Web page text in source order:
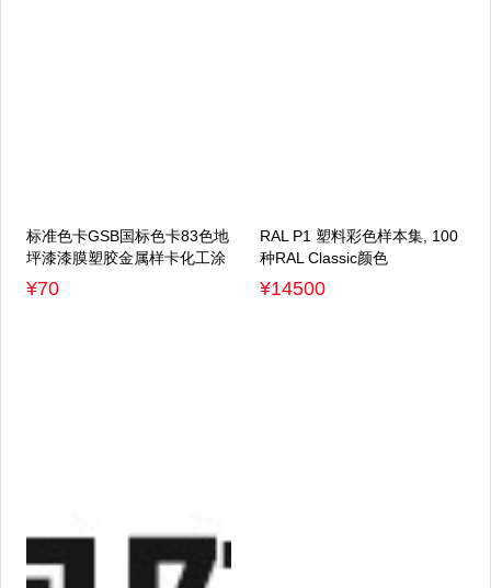
标准色卡GSB国标色卡83色地
坪漆漆膜塑胶金属样卡化工涂
料GSB05-1426-2001
¥70
RAL P1 塑料彩色样本集, 100
种RAL Classic颜色
¥14500